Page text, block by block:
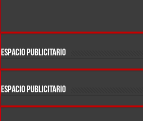
ESPACIO PUBLICITARIO
ESPACIO PUBLICITARIO